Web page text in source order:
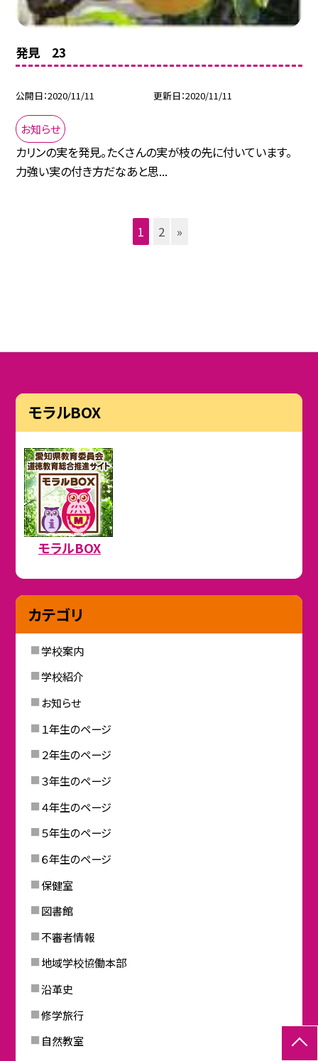
発見 23
公開日 2020/11/11 更新日 2020/11/11
お知らせ
カリンの実を発見。たくさんの実が枝の先に付いています。
力強い実の付き方だなあと思...
1 2 »
モラルBOX
モラルBOX
カテゴリ
学校案内
学校紹介
お知らせ
１年生のページ
２年生のページ
３年生のページ
４年生のページ
５年生のページ
６年生のページ
保健室
図書館
不審者情報
地域学校協働本部
沿革史
修学旅行
自然教室